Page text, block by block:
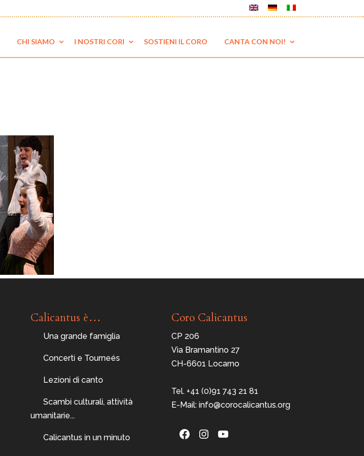
CHI SIAMO I NOSTRI CORI SOSTIENI IL CORO CANTA CON NOI!
Calicantus è…
Una grande famiglia
Concerti e Tourneés
Lezioni di canto
Scambi culturali, attività
umanitarie...
Calicantus in un minuto
Coro Calicantus
CP 206
Via Bramantino 27
CH-6601 Locarno
Tel. +41 (0)91 743 21 81
E-Mail: info@corocalicantus.org
Facebook
Instagram
YouTube